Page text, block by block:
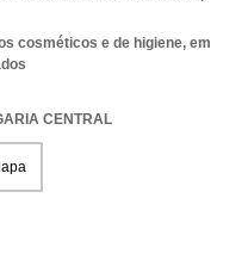
cosméticos e de higiene, em
CENTRAL